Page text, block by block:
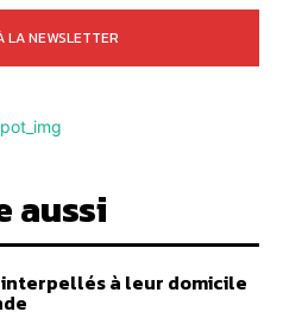
LA NEWSLETTER
aussi
interpellés à leur domicile